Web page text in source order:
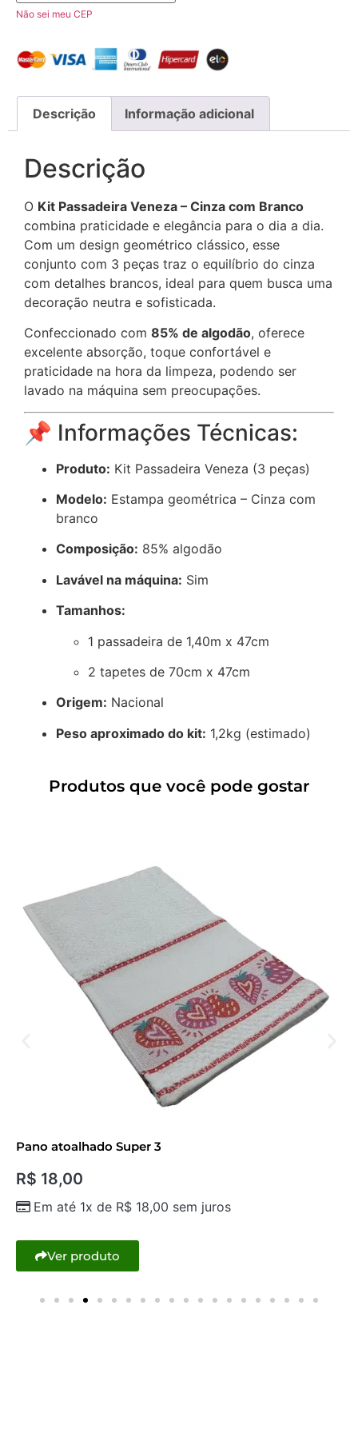
Não sei meu CEP
Descrição Informação adicional
Descrição
O Kit Passadeira Veneza – Cinza com Branco
combina praticidade e elegância para o dia a dia.
Com um design geométrico clássico, esse
conjunto com 3 peças traz o equilíbrio do cinza
com detalhes brancos, ideal para quem busca uma
decoração neutra e sofisticada.
Confeccionado com 85% de algodão, oferece
excelente absorção, toque confortável e
praticidade na hora da limpeza, podendo ser
lavado na máquina sem preocupações.
📌 Informações Técnicas:
Produto: Kit Passadeira Veneza (3 peças)
Modelo: Estampa geométrica – Cinza com
branco
Composição: 85% algodão
Lavável na máquina: Sim
Tamanhos:
1 passadeira de 1,40m x 47cm
2 tapetes de 70cm x 47cm
Origem: Nacional
Peso aproximado do kit: 1,2kg (estimado)
Produtos que você pode gostar
Pano atoalhado Super 3
R$ 18,00
Em até 1x de R$ 18,00 sem juros
Ver produto